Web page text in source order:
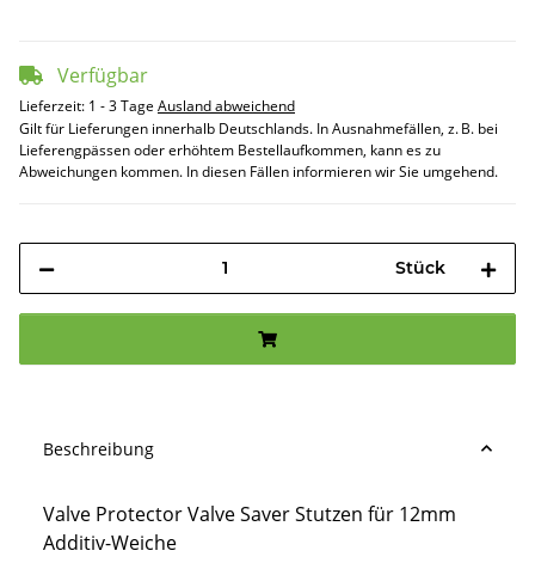
Verfügbar
Lieferzeit: 1 - 3 Tage Ausland abweichend
Gilt für Lieferungen innerhalb Deutschlands. In Ausnahmefällen, z. B. bei
Lieferengpässen oder erhöhtem Bestellaufkommen, kann es zu
Abweichungen kommen. In diesen Fällen informieren wir Sie umgehend.
Stück
Beschreibung
Valve Protector Valve Saver Stutzen für 12mm
Additiv-Weiche